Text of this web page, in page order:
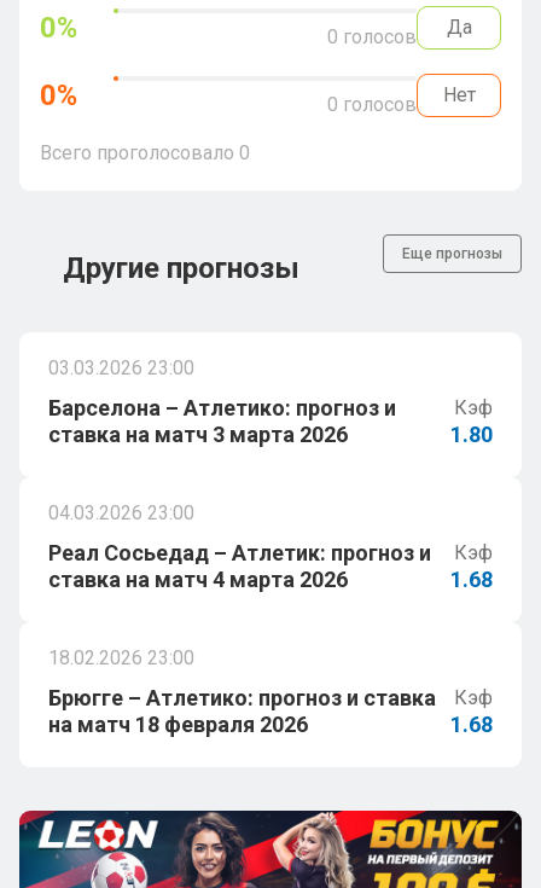
0% 0 голосов Да
0% 0 голосов Нет
Всего проголосовало 0
Другие прогнозы Еще прогнозы
03.03.2026 23:00
Барселона – Атлетико: прогноз и
ставка на матч 3 марта 2026
Кэф
1.80
04.03.2026 23:00
Реал Сосьедад – Атлетик: прогноз и
ставка на матч 4 марта 2026
Кэф
1.68
18.02.2026 23:00
Брюгге – Атлетико: прогноз и ставка
на матч 18 февраля 2026
Кэф
1.68